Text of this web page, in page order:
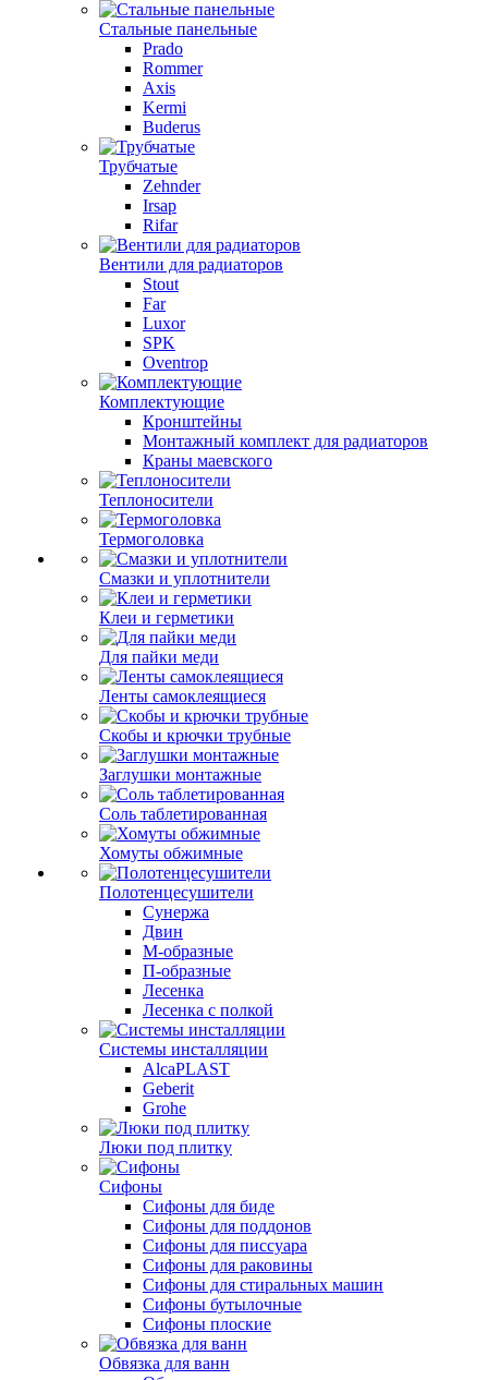
Стальные панельные
Prado
Rommer
Axis
Kermi
Buderus
Трубчатые
Zehnder
Irsap
Rifar
Вентили для радиаторов
Stout
Far
Luxor
SPK
Oventrop
Комплектующие
Кронштейны
Монтажный комплект для радиаторов
Краны маевского
Теплоносители
Термоголовка
Смазки и уплотнители
Клеи и герметики
Для пайки меди
Ленты самоклеящиеся
Скобы и крючки трубные
Заглушки монтажные
Соль таблетированная
Хомуты обжимные
Полотенцесушители
Сунержа
Двин
М-образные
П-образные
Лесенка
Лесенка с полкой
Системы инсталляции
AlcaPLAST
Geberit
Grohe
Люки под плитку
Сифоны
Сифoны для биде
Сифoны для поддонов
Сифoны для писсуара
Сифоны для раковины
Сифоны для стиральных машин
Сифоны бутылочные
Сифоны плоские
Обвязка для ванн